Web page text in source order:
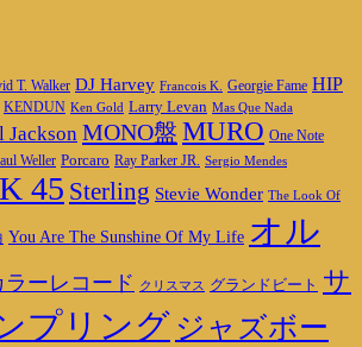
T. Walker DJ Harvey Francois K. Georgie Fame HIP
KENDUN Ken Gold Larry Levan Mas Que Nada
Jackson MONO盤 MURO One Note
Weller Porcaro Ray Parker JR. Sergio Mendes
45 Sterling Stevie Wonder The Look Of
You Are The Sunshine Of My Life オル
ラーレコード クリスマス グランドビート サ
プリング ジャズボー